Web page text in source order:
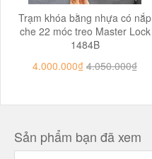
Trạm khóa bằng nhựa có nắp
che 22 móc treo Master Lock
1484B
4.000.000₫ 4.050.000₫
Sản phẩm bạn đã xem